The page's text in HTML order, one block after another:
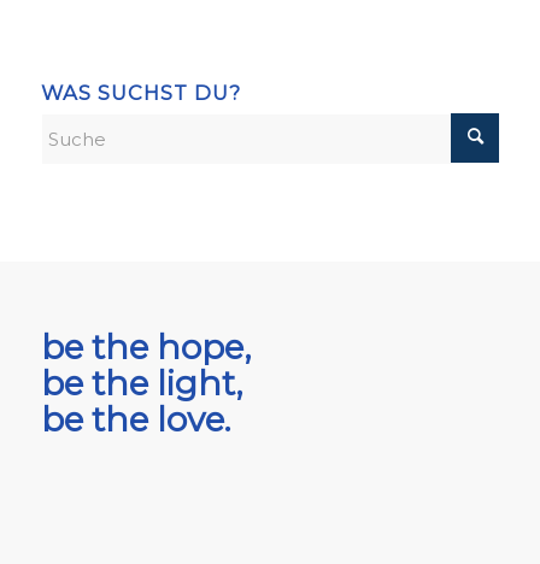
WAS SUCHST DU?
be the hope,
be the light,
be the love.